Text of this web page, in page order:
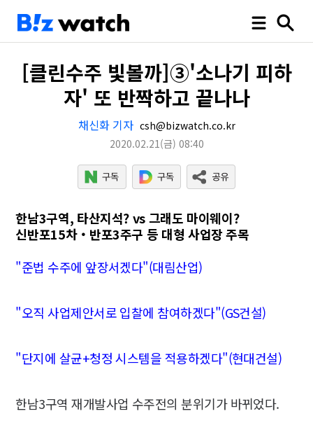
[클린수주 빛볼까]③'소나기 피하
자' 또 반짝하고 끝나나
채신화 기자 csh@bizwatch.co.kr
2020.02.21(금) 08:40
한남3구역, 타산지석? vs 그래도 마이웨이?
신반포15차‧반포3주구 등 대형 사업장 주목
"준법 수주에 앞장서겠다"(대림산업)
"오직 사업제안서로 입찰에 참여하겠다"(GS건설)
"단지에 살균+청정 시스템을 적용하겠다"(현대건설)
한남3구역 재개발사업 수주전의 분위기가 바뀌었다.